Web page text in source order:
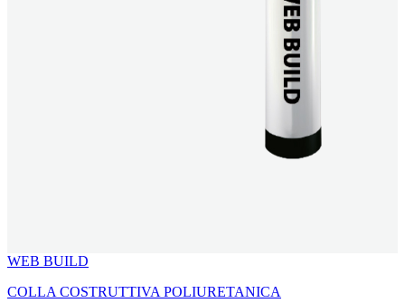
WEB BUILD
COLLA COSTRUTTIVA POLIURETANICA